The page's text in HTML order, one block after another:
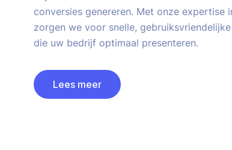
conversies genereren. Met onze expertise
zorgen we voor snelle,
die uw bedrijf optimaal presenteren.
Lees meer